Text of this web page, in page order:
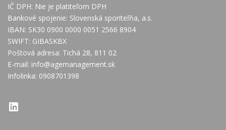
IČ DPH: Nie je platiteľom DPH
Bankové spojenie: Slovenská sporiteľňa, a.s.
IBAN: SK30 0900 0000 0051 2566 8904
SWIFT: GIBASKBX
Poštová adresa: Tichá 28, 811 02
E-mail: info@agemanagement.sk
Infolinka: 0908701398